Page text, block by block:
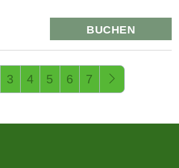
BUCHEN
3 4 5 6 7